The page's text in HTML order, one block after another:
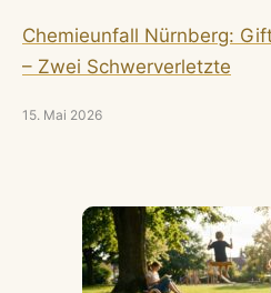
Chemieunfall Nürnberg:
– Zwei Schwerverletzte
15. Mai 2026